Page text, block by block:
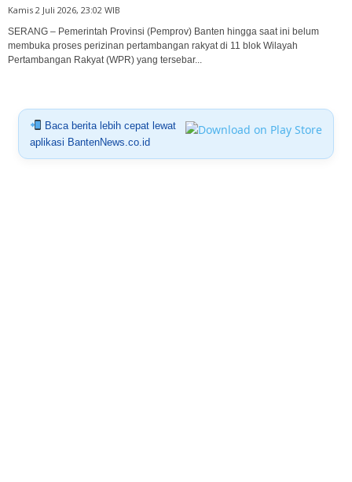
Kamis 2 Juli 2026, 23:02 WIB
SERANG – Pemerintah Provinsi (Pemprov) Banten hingga saat ini belum
membuka proses perizinan pertambangan rakyat di 11 blok Wilayah
Pertambangan Rakyat (WPR) yang tersebar...
Baca berita lebih cepat lewat
aplikasi BantenNews.co.id